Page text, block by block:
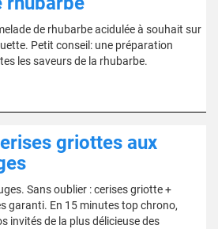
de rhubarbe acidulée à souhait sur
Petit conseil: une préparation
les saveurs de la rhubarbe.
griottes aux
Sans oublier : cerises griotte +
garanti. En 15 minutes top chrono,
invités de la plus délicieuse des